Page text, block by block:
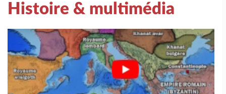
Histoire & multimédia